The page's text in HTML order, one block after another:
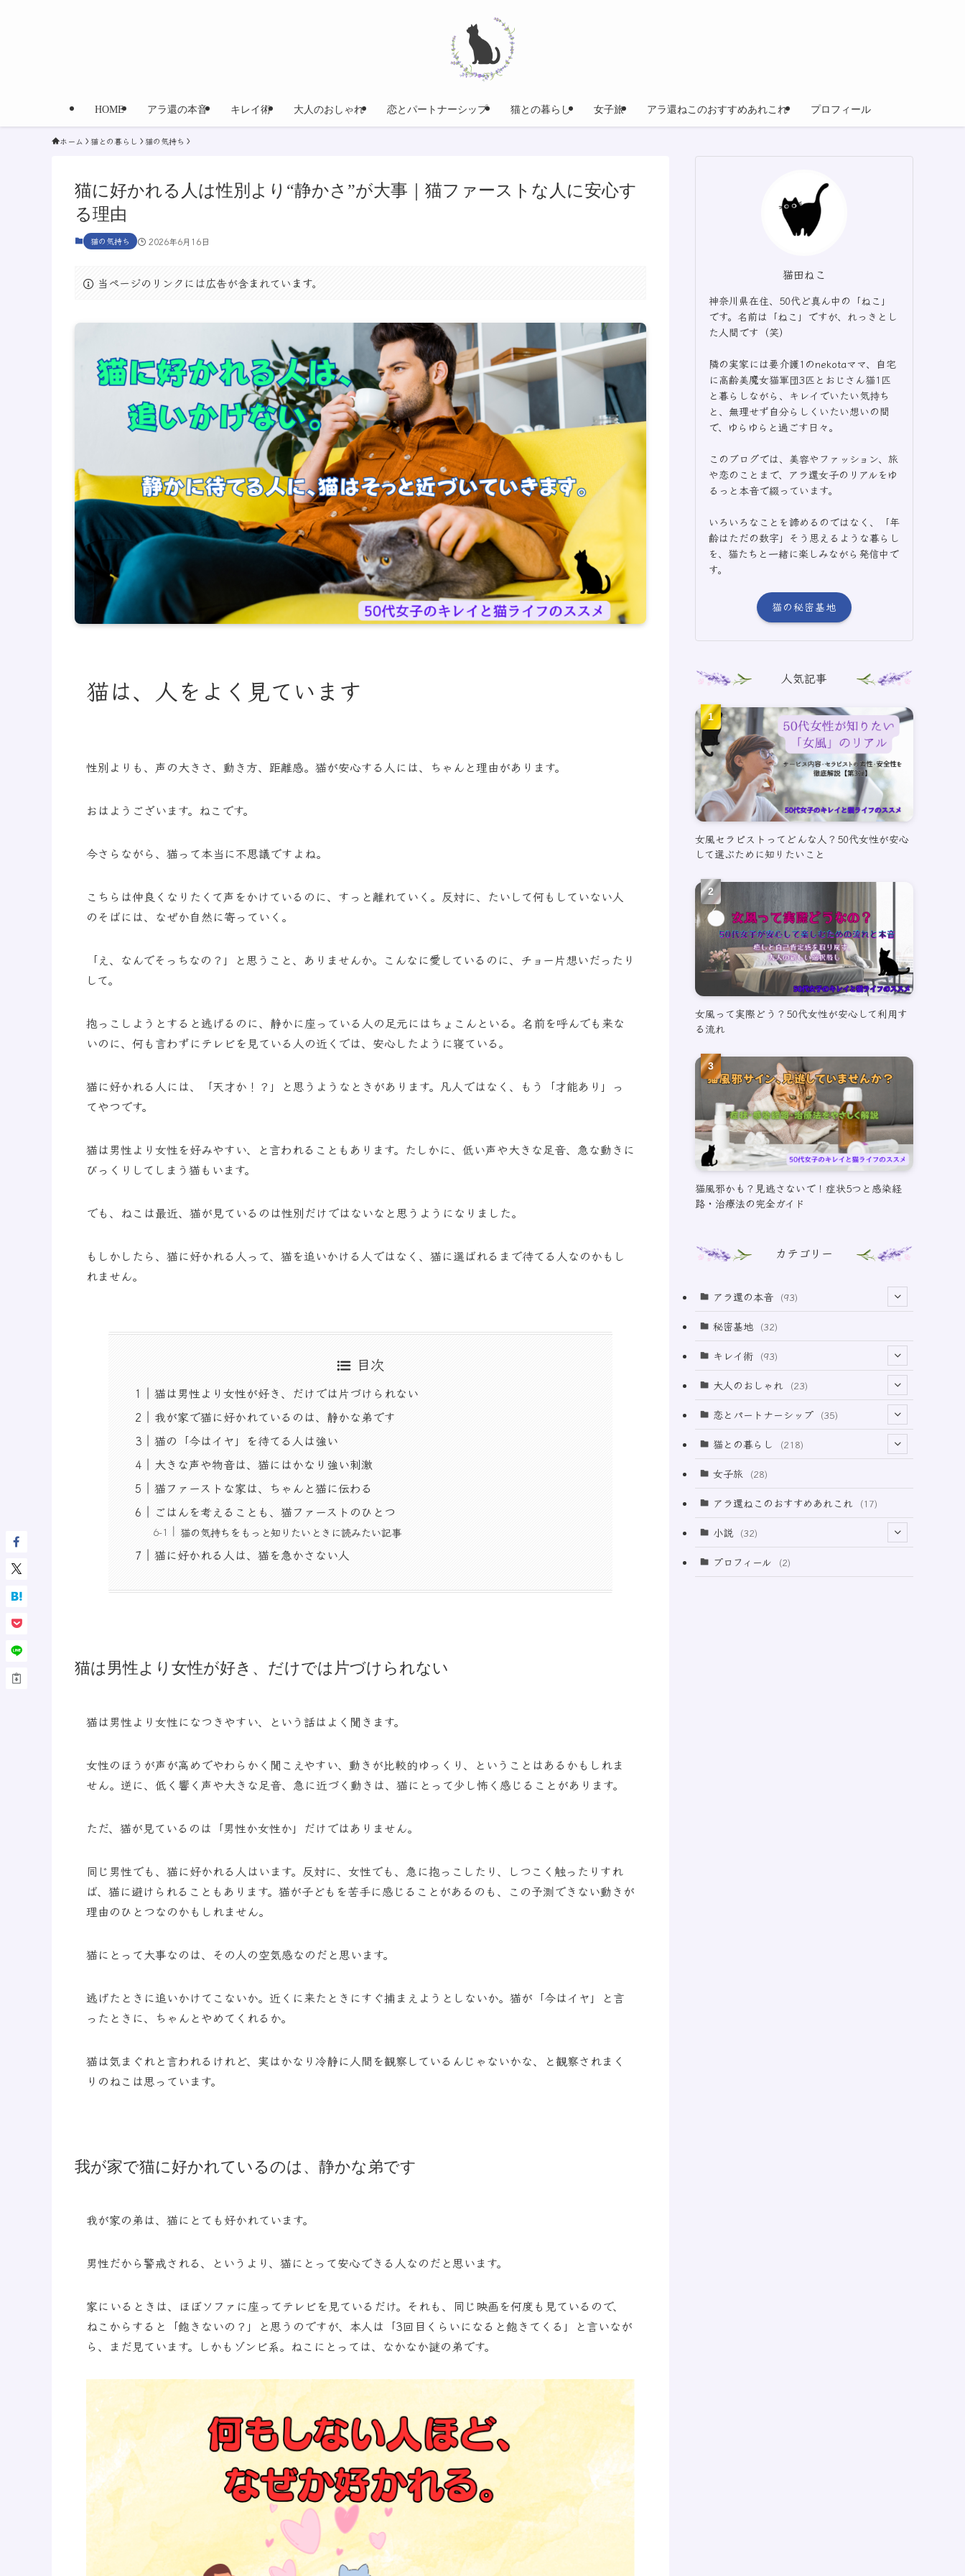
HOME アラ還の本音 キレイ術 大人のおしゃれ 恋とパートナーシップ 猫との暮らし 女子旅 アラ還ねこのおすすめあれこれ プロフィール
ホーム 猫との暮らし 猫の気持ち
猫に好かれる人は性別より“静かさ”が大事｜猫ファーストな人に安心す
る理由
猫の気持ち 2026年6月16日
当ページのリンクには広告が含まれています。
猫は、人をよく見ています
性別よりも、声の大きさ、動き方、距離感。猫が安心する人には、ちゃんと理由があります。
おはようございます。ねこです。
今さらながら、猫って本当に不思議ですよね。
こちらは仲良くなりたくて声をかけているのに、すっと離れていく。反対に、たいして何もしていない人
のそばには、なぜか自然に寄っていく。
「え、なんでそっちなの？」と思うこと、ありませんか。こんなに愛しているのに、チョー片想いだったり
して。
抱っこしようとすると逃げるのに、静かに座っている人の足元にはちょこんといる。名前を呼んでも来な
いのに、何も言わずにテレビを見ている人の近くでは、安心したように寝ている。
猫に好かれる人には、「天才か！？」と思うようなときがあります。凡人ではなく、もう「才能あり」っ
てやつです。
猫は男性より女性を好みやすい、と言われることもあります。たしかに、低い声や大きな足音、急な動きに
びっくりしてしまう猫もいます。
でも、ねこは最近、猫が見ているのは性別だけではないなと思うようになりました。
もしかしたら、猫に好かれる人って、猫を追いかける人ではなく、猫に選ばれるまで待てる人なのかもし
れません。
目次
猫は男性より女性が好き、だけでは片づけられない
我が家で猫に好かれているのは、静かな弟です
猫の「今はイヤ」を待てる人は強い
大きな声や物音は、猫にはかなり強い刺激
猫ファーストな家は、ちゃんと猫に伝わる
ごはんを考えることも、猫ファーストのひとつ
猫の気持ちをもっと知りたいときに読みたい記事
猫に好かれる人は、猫を急かさない人
猫は男性より女性が好き、だけでは片づけられない
猫は男性より女性になつきやすい、という話はよく聞きます。
女性のほうが声が高めでやわらかく聞こえやすい、動きが比較的ゆっくり、ということはあるかもしれま
せん。逆に、低く響く声や大きな足音、急に近づく動きは、猫にとって少し怖く感じることがあります。
ただ、猫が見ているのは「男性か女性か」だけではありません。
同じ男性でも、猫に好かれる人はいます。反対に、女性でも、急に抱っこしたり、しつこく触ったりすれ
ば、猫に避けられることもあります。猫が子どもを苦手に感じることがあるのも、この予測できない動きが
理由のひとつなのかもしれません。
猫にとって大事なのは、その人の空気感なのだと思います。
逃げたときに追いかけてこないか。近くに来たときにすぐ捕まえようとしないか。猫が「今はイヤ」と言
ったときに、ちゃんとやめてくれるか。
猫は気まぐれと言われるけれど、実はかなり冷静に人間を観察しているんじゃないかな、と観察されまく
りのねこは思っています。
我が家で猫に好かれているのは、静かな弟です
我が家の弟は、猫にとても好かれています。
男性だから警戒される、というより、猫にとって安心できる人なのだと思います。
家にいるときは、ほぼソファに座ってテレビを見ているだけ。それも、同じ映画を何度も見ているので、
ねこからすると「飽きないの？」と思うのですが、本人は「3回目くらいになると飽きてくる」と言いなが
ら、まだ見ています。しかもゾンビ系。ねこにとっては、なかなか謎の弟です。
猫田ねこ
神奈川県在住、50代ど真ん中の「ねこ」
です。名前は「ねこ」ですが、れっきとし
た人間です（笑）
隣の実家には要介護1のnekotaママ、自宅
に高齢美魔女猫軍団3匹とおじさん猫1匹
と暮らしながら、キレイでいたい気持ち
と、無理せず自分らしくいたい想いの間
で、ゆらゆらと過ごす日々。
このブログでは、美容やファッション、旅
や恋のことまで、アラ還女子のリアルをゆ
るっと本音で綴っています。
いろいろなことを諦めるのではなく、「年
齢はただの数字」そう思えるような暮らし
を、猫たちと一緒に楽しみながら発信中で
す。
猫の秘密基地
人気記事
女風セラピストってどんな人？50代女性が安心
して選ぶために知りたいこと
女風って実際どう？50代女性が安心して利用す
る流れ
猫風邪かも？見逃さないで！症状5つと感染経
路・治療法の完全ガイド
カテゴリー
アラ還の本音 (93)
(69)
(18)
秘密基地 (32)
キレイ術 (93)
(31)
(50)
大人のおしゃれ (23)
(21)
(2)
恋とパートナーシップ (35)
(32)
(3)
猫との暮らし (218)
(21)
(49)
(73)
女子旅 (28)
アラ還ねこのおすすめあれこれ (17)
小説 (32)
プロフィール (2)